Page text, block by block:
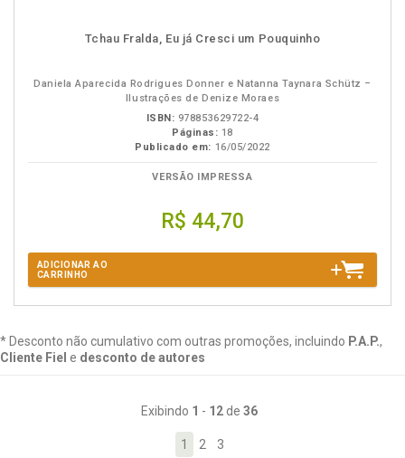
Tchau Fralda, Eu já Cresci um Pouquinho
Daniela Aparecida Rodrigues Donner e Natanna Taynara Schütz –
Ilustrações de Denize Moraes
ISBN: 978853629722-4
Páginas: 18
Publicado em: 16/05/2022
VERSÃO IMPRESSA
R$ 44,70
ADICIONAR AO
CARRINHO
* Desconto não cumulativo com outras promoções, incluindo P.A.P.,
Cliente Fiel e desconto de autores
Exibindo 1 - 12de 36
1 2 3